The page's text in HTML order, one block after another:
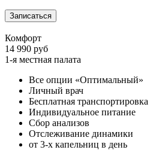
Записаться
Комфорт
14 990 руб
1-я местная палата
Все опции «Оптимальный»
Личный врач
Бесплатная транспортировка
Индивидуальное питание
Сбор анализов
Отслеживание динамики
от 3-х капельниц в день